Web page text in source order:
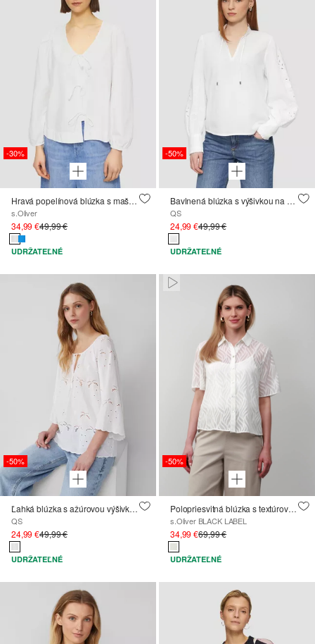
-30%
Hravá popelínová blúzka s mašľami a puzdrovými rukávmi
s.Oliver
34,99 €49,99 €
UDRŽATEĽNÉ
-50%
Bavlnená blúzka s výšivkou na rukávoch
QS
24,99 €49,99 €
UDRŽATEĽNÉ
-50%
Ľahká blúzka s ažúrovou výšivkou ; QS x Sarah & Tini
QS
24,99 €49,99 €
UDRŽATEĽNÉ
Paused • Muted
-50%
Polopriesvitná blúzka s textúrovaným vzorom
s.Oliver BLACK LABEL
34,99 €69,99 €
UDRŽATEĽNÉ